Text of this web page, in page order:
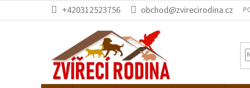
obsah
+420312523756 obchod@zvirecirodina.cz